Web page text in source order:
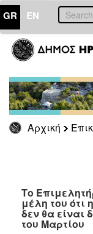
GR EN
Αρχική
ΕΠΙΚΑΙΡΟΤΗΤΑ
Αρχείο
ΗΡΑΚΛΕΙΟ
Το
μέλη του ότι
δεν θα είναι
του Μαρτίου